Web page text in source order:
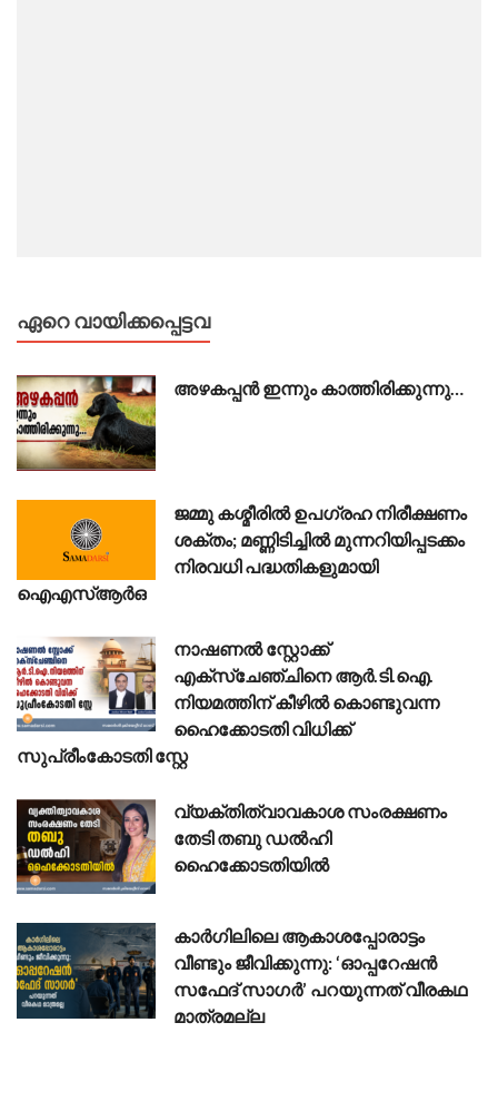
ഏറെ വായിക്കപ്പെട്ടവ
അഴകപ്പൻ ഇന്നും കാത്തിരിക്കുന്നു…
ജമ്മു കശ്മീരിൽ ഉപഗ്രഹ നിരീക്ഷണം
ശക്തം; മണ്ണിടിച്ചിൽ മുന്നറിയിപ്പടക്കം
നിരവധി പദ്ധതികളുമായി
ഐഎസ്ആർഒ
നാഷണൽ സ്റ്റോക്ക്
എക്സ്ചേഞ്ചിനെ ആർ.ടി.ഐ.
നിയമത്തിന് കീഴിൽ കൊണ്ടുവന്ന
ഹൈക്കോടതി വിധിക്ക്
സുപ്രീംകോടതി സ്റ്റേ
വ്യക്തിത്വാവകാശ സംരക്ഷണം
തേടി തബു ഡൽഹി
ഹൈക്കോടതിയിൽ
കാർഗിലിലെ ആകാശപ്പോരാട്ടം
വീണ്ടും ജീവിക്കുന്നു: ‘ഓപ്പറേഷൻ
സഫേദ് സാഗർ’ പറയുന്നത് വീരകഥ
മാത്രമല്ല